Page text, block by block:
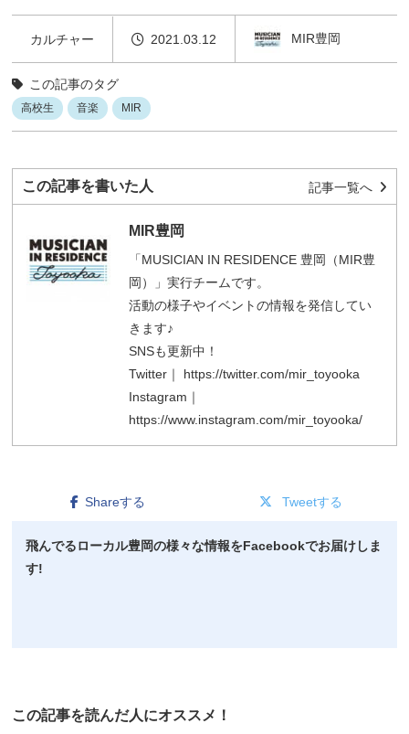
カルチャー 2021.03.12 MIR豊岡
この記事のタグ
高校生 音楽 MIR
この記事を書いた人
MIR豊岡
「MUSICIAN IN RESIDENCE 豊岡（MIR豊
岡）」実行チームです。
活動の様子やイベントの情報を発信してい
きます♪
SNSも更新中！
Twitter｜ https://twitter.com/mir_toyooka
Instagram｜
https://www.instagram.com/mir_toyooka/
記事一覧へ
Shareする Tweetする
飛んでるローカル豊岡の様々な情報をFacebookでお届けしま
す!
この記事を読んだ人にオススメ！